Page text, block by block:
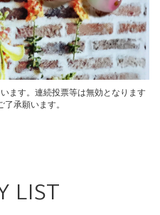
ます。連続投票等は無効となります
承願います。
LIST